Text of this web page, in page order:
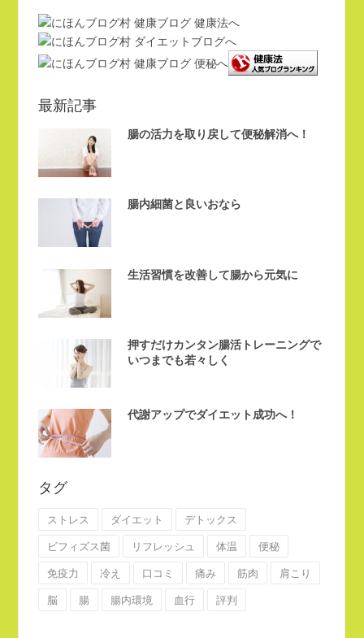
最新記事
腸の活力を取り戻して便秘解消へ！
腸内細菌と良いおなら
生活習慣を改善して腸から元気に
押すだけカンタン腸活トレーニングで
いつまでも若々しく
代謝アップでダイエット成功へ！
タグ
ストレス ダイエット
デトックス
ビフィズス菌
リフレッシュ 体温
便秘
免疫力
冷え 口コミ 痛み 筋肉
肩こり
脳
腸 腸内環境 血行 評判